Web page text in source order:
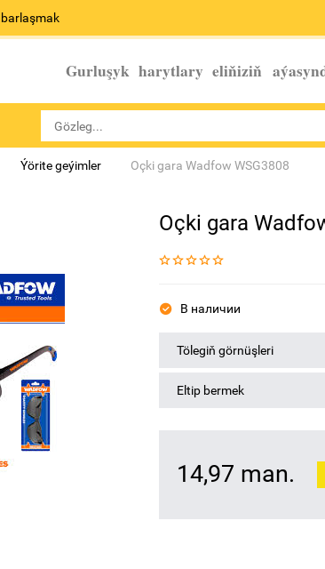
Gurluşyk harytlary eliňiziň
Ýörite geýimler Oçki gara Wadfow WSG3808
Oçki gara
В наличии
Tölegiň görnüşleri
Eltip bermek
14,97 man.